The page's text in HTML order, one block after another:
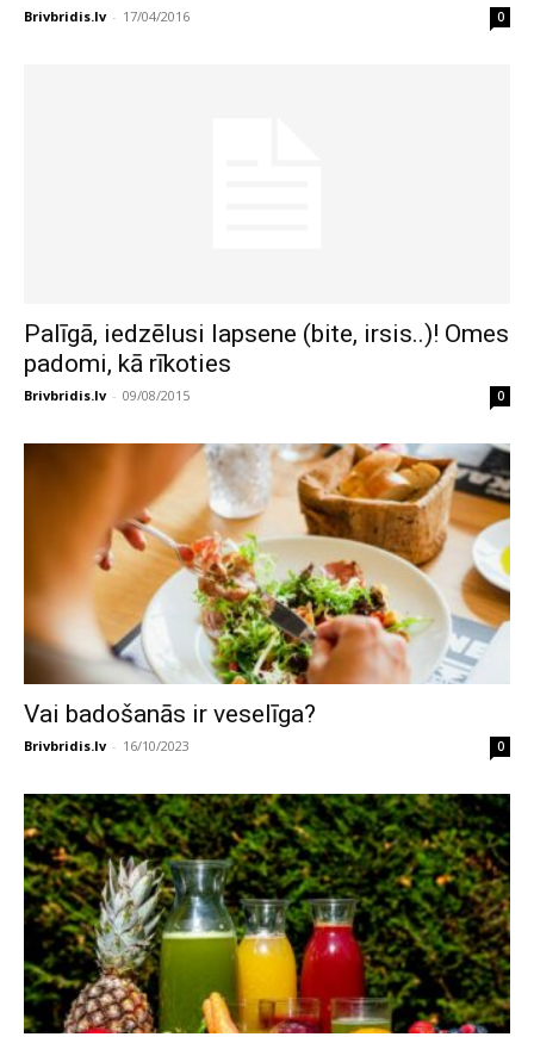
Brivbridis.lv - 17/04/2016 0
Palīgā, iedzēlusi lapsene (bite, irsis..)! Omes
padomi, kā rīkoties
Brivbridis.lv - 09/08/2015 0
Vai badošanās ir veselīga?
Brivbridis.lv - 16/10/2023 0